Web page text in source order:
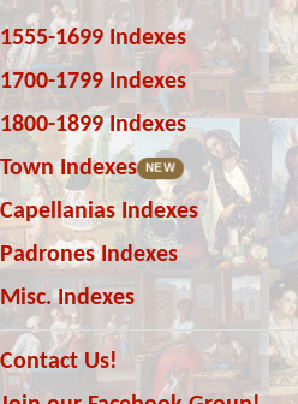
1555-1699 Indexes
1700-1799 Indexes
1800-1899 Indexes
Town Indexes
NEW
Capellanias Indexes
Padrones Indexes
Misc. Indexes
Contact Us!